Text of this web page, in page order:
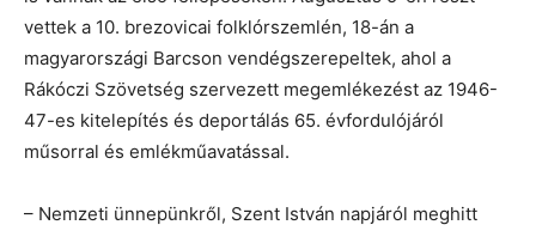
vettek a 10. brezovicai folklórszemlén, 18-án a
magyarországi Barcson vendégszerepeltek, ahol a
Rákóczi Szövetség szervezett megemlékezést az 1946-
47-es kitelepítés és deportálás 65. évfordulójáról
műsorral és emlékműavatással.
– Nemzeti ünnepünkről, Szent István napjáról meghitt